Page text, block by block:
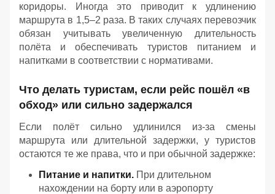
коридоры. Иногда это приводит к удлинению
маршрута в 1,5–2 раза. В таких случаях перевозчик
обязан учитывать увеличенную длительность
полёта и обеспечивать туристов питанием и
напитками в соответствии с нормативами.
Что делать туристам, если рейс пошёл «в
обход» или сильно задержался
Если полёт сильно удлинился из‑за смены
маршрута или длительной задержки, у туристов
остаются те же права, что и при обычной задержке:
Питание и напитки. При длительном
нахождении на борту или в аэропорту